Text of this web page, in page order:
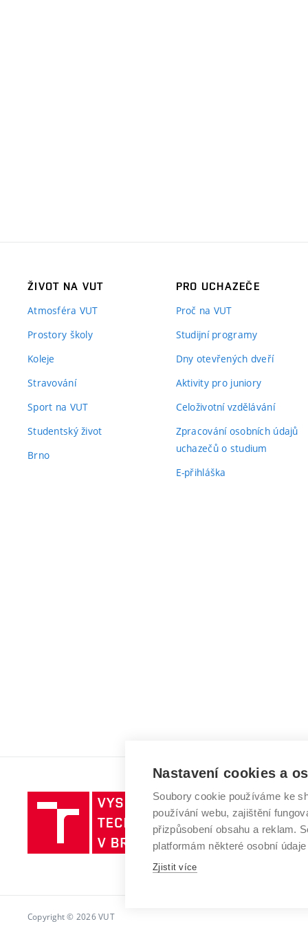
ŽIVOT NA VUT
Atmosféra VUT
Prostory školy
Koleje
Stravování
Sport na VUT
Studentský život
Brno
PRO UCHAZEČE
Proč na VUT
Studijní programy
Dny otevřených dveří
Aktivity pro juniory
Celoživotní vzdělávání
Zpracování osobních údajů
uchazečů o studium
E-přihláška
Vysoké
učení
technické
v
Copyright © 2026 VUT
Nastavení cookies a
Soubory cookie používáme ke
používání webu, zajištění
přizpůsobení obsahu a reklam.
platformám některé osobní
Zjistit více